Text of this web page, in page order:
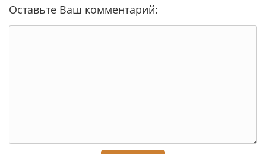
Оставьте Ваш комментарий: